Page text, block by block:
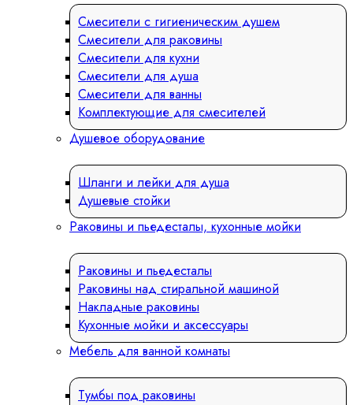
Смесители с гигиеническим душем
Смесители для раковины
Смесители для кухни
Смесители для душа
Смесители для ванны
Комплектующие для смесителей
Душевое оборудование
Шланги и лейки для душа
Душевые стойки
Раковины и пьедесталы, кухонные мойки
Раковины и пьедесталы
Раковины над стиральной машиной
Накладные раковины
Кухонные мойки и аксессуары
Мебель для ванной комнаты
Тумбы под раковины